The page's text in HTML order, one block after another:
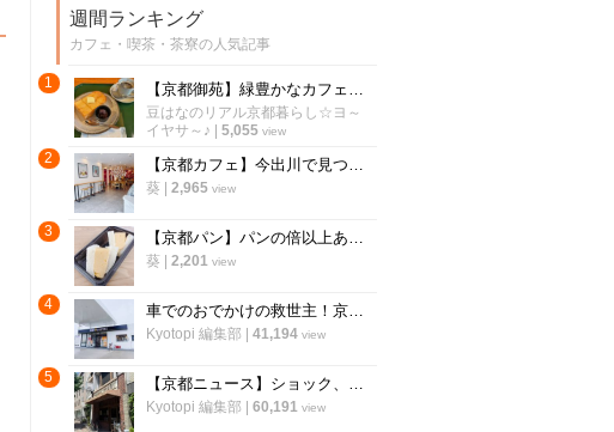
週間ランキング
カフェ・喫茶・茶寮の人気記事
1 【京都御苑】緑豊かなカフェでモーニング開始！朝活に老舗パン謹製『あんバタートースト』を☆
豆はなのリアル京都暮らし☆ヨ～
イヤサ～♪
5,055 view
2 【京都カフェ】今出川で見つけた"本格中華ティースタンド" 夜カフェ利用もできる
葵 2,965 view
3 【京都パン】パンの倍以上ある分厚さ！20年以上愛される「京風厚焼き玉子サンド」の極上テイクアウト
葵 2,201 view
4 車でのおでかけの救世主！京都市内で駐車場が3台以上あるカフェ【まとめ】
Kyotopi 編集部 41,194 view
5 【京都ニュース】ショック、残念の声広がる 出町の老舗喫茶が6月下旬閉店へ
Kyotopi 編集部 60,191 view